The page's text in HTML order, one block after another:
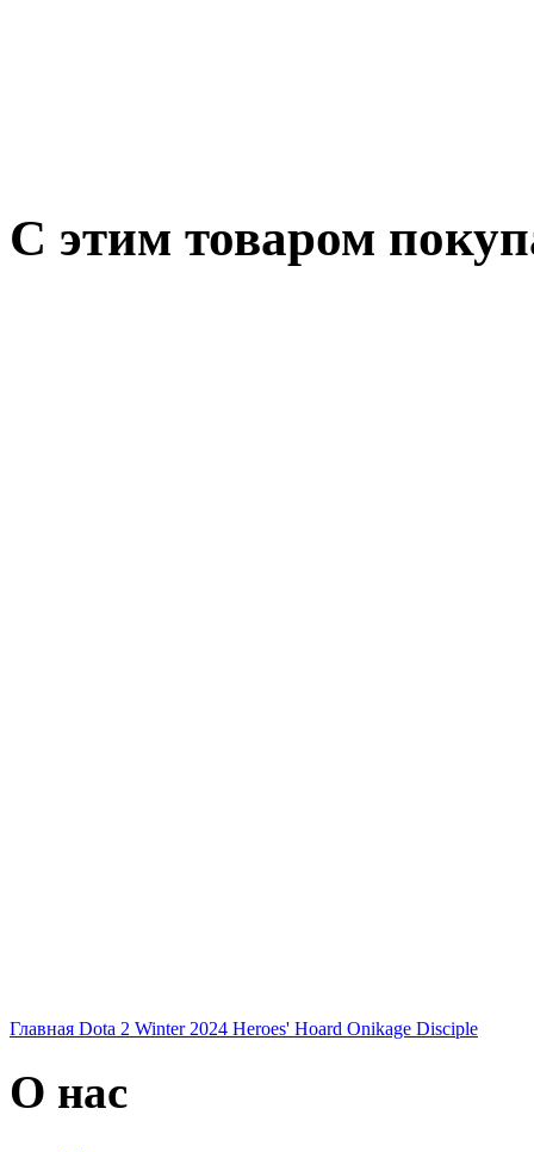
С этим товаром
Главная Dota 2 Winter 2024 Heroes' Hoard Onikage Disciple
О нас